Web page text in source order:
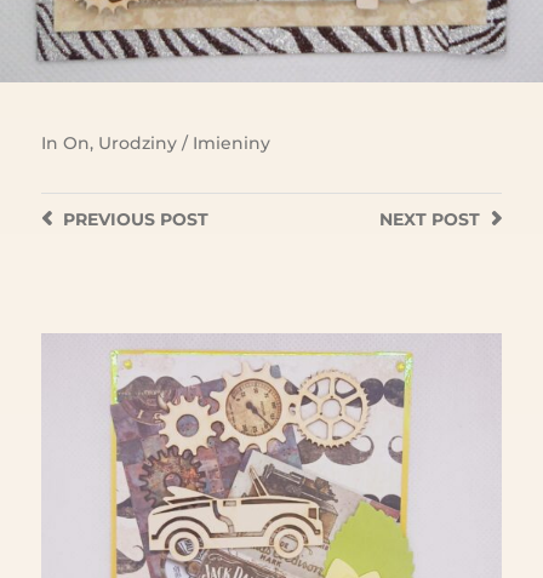
In On, Urodziny / Imieniny
NEXT POST
PREVIOUSPOST